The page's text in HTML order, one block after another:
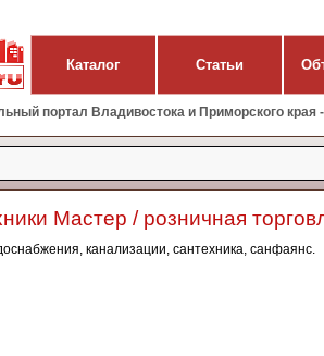
Каталог Статьи
портал Владивостока и Приморского края
Мастер / розничная
канализации, сантехника, санфаянс.